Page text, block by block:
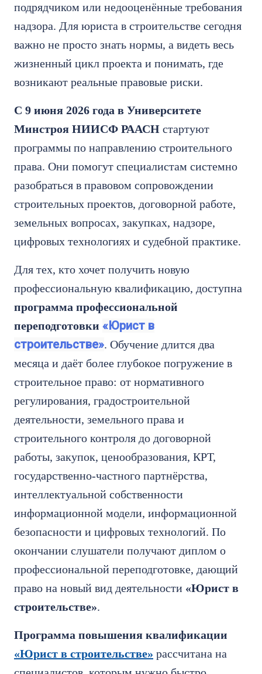
подрядчиком или недооценённые требования
надзора. Для юриста в строительстве сегодня
важно не просто знать нормы, а видеть весь
жизненный цикл проекта и понимать, где
возникают реальные правовые риски.
С 9 июня 2026 года в Университете
Минстроя НИИСФ РААСН стартуют
программы по направлению строительного
права. Они помогут специалистам системно
разобраться в правовом сопровождении
строительных проектов, договорной работе,
земельных вопросах, закупках, надзоре,
цифровых технологиях и судебной практике.
Для тех, кто хочет получить новую
профессиональную квалификацию, доступна
программа профессиональной
переподготовки «Юрист в
строительстве». Обучение длится два
месяца и даёт более глубокое погружение в
строительное право: от нормативного
регулирования, градостроительной
деятельности, земельного права и
строительного контроля до договорной
работы, закупок, ценообразования, КРТ,
государственно-частного партнёрства,
интеллектуальной собственности
информационной модели, информационной
безопасности и цифровых технологий. По
окончании слушатели получают диплом о
профессиональной переподготовке, дающий
право на новый вид деятельности «Юрист в
строительстве».
Программа повышения квалификации
«Юрист в строительстве» рассчитана на